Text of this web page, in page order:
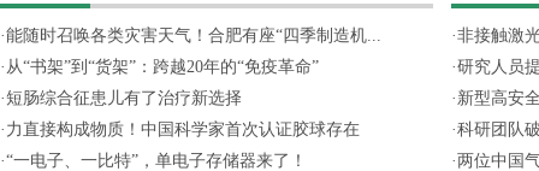
·能随时召唤各类灾害天气！合肥有座“四季制造机...
· 从“书架”到“货架”：跨越20年的“免疫革命”
· 短肠综合征患儿有了治疗新选择
· 力直接构成物质！中国科学家首次认证胶球存在
·“一电子、一比特”，单电子存储器来了！
·非接触激
·研究人员
· 新型高安
·科研团队
· 两位中国